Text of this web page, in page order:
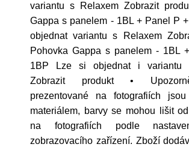
variantu s Relaxem Zobrazit
Gappa s panelem - 1BL + Panel P
objednat variantu s Relaxem
Pohovka Gappa s panelem - 1BL
1BP Lze si objednat i variantu
Zobrazit produkt •
prezentované na fotografiích jsou
materiálem, barvy se mohou lišit
na fotografiích podle
zobrazovacího zařízení. Zboží